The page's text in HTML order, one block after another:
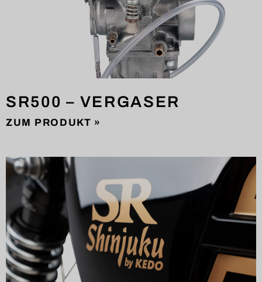
SR500 – VERGASER
ZUM PRODUKT »